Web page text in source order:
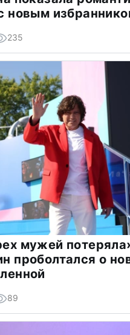
новым
235
мужей
проболтался о
89